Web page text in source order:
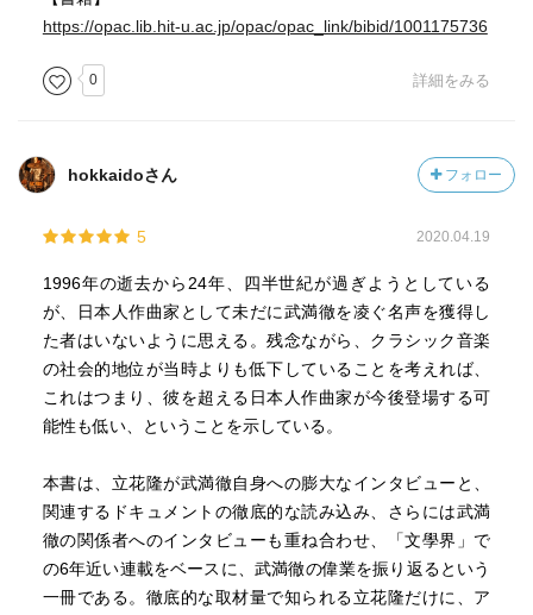
高校生の頃にＦＭからテープに収録した「グリーン」。ロ
ックの楽曲に間でもナガラ勉強の邪魔にならず、かえって
頭が冴えるような気がした。ダラけてベッドで横になり聴
いたりもしたが、不思議に耳に馴染んでいった。「オーケ
大学からクラシックも聴くようになったが、最初は長調単
今はクラシックも愛聴している。現代音楽も聴くけど、武
この本が今後の武満研究の豊かな基礎となることを願う。
そして、もっと武満作品をステージに掛けて欲しい。
https://opac.lib.hit-u.ac.jp/opac/opac_link/bibid/1001175736
0 詳細をみる
hokkaidoさん フォロー
5 2020.04.19
1996年の逝去から24年、四半世紀が過ぎようとしている
が、日本人作曲家として未だに武満徹を凌ぐ名声を獲得し
た者はいないように思える。残念ながら、クラシック音楽
の社会的地位が当時よりも低下していることを考えれば、
これはつまり、彼を超える日本人作曲家が今後登場する可
能性も低い、ということを示している。
本書は、立花隆が武満徹自身への膨大なインタビューと、
関連するドキュメントの徹底的な読み込み、さらには武満
徹の関係者へのインタビューも重ね合わせ、「文學界」で
の6年近い連載をベースに、武満徹の偉業を振り返るという
一冊である。徹底的な取材量で知られる立花隆だけに、ア